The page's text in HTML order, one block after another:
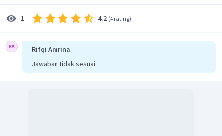
1 4.2 (4 rating)
Rifqi Amrina
Jawaban tidak sesuai